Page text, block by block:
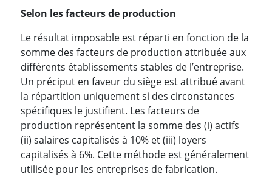
Selon les facteurs de production
Le résultat imposable est réparti en fonction de la
somme des facteurs de production attribuée aux
différents établissements stables de l’entreprise.
Un préciput en faveur du siège est attribué avant
la répartition uniquement si des circonstances
spécifiques le justifient. Les facteurs de
production représentent la somme des (i) actifs
(ii) salaires capitalisés à 10% et (iii) loyers
capitalisés à 6%. Cette méthode est généralement
utilisée pour les entreprises de fabrication.